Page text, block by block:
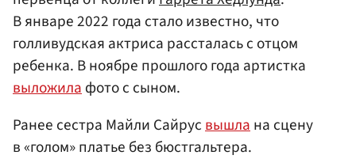
В январе 2022 года стало известно, что
голливудская актриса рассталась с отцом
ребенка. В ноябре прошлого года артистка
выложилафото с сыном.
Ранее сестра Майли Сайрусвышлана сцену
в «голом» платье без бюстгальтера.